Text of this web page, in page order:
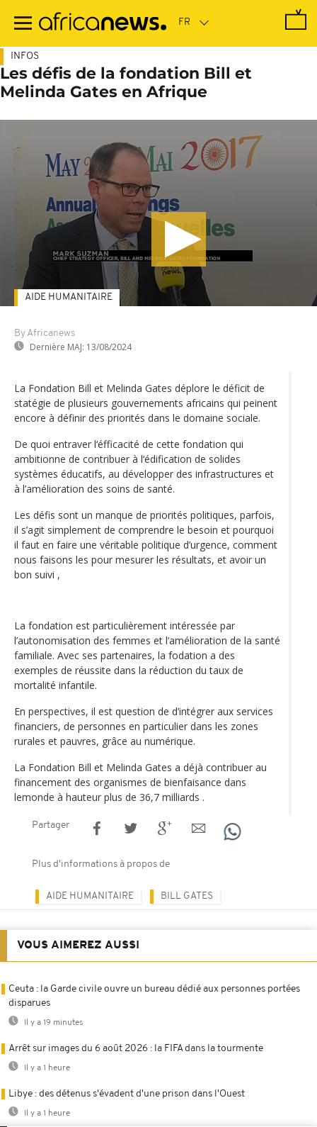
contenu
INFOS
Les défis de la fondation Bill et
Melinda Gates en Afrique
By Africanews
Dernière MAJ: 13/08/2024
AIDE HUMANITAIRE
La Fondation Bill et Melinda Gates déplore le déficit de
statégie de plusieurs gouvernements africains qui peinent
encore à définir des priorités dans le domaine sociale.
De quoi entraver l‘éfficacité de cette fondation qui
ambitionne de contribuer à l‘édification de solides
systèmes éducatifs, au développer des infrastructures et
à l’amélioration des soins de santé.
Les défis sont un manque de priorités politiques, parfois,
il s’agit simplement de comprendre le besoin et pourquoi
il faut en faire une véritable politique d’urgence, comment
nous faisons les pour mesurer les résultats, et avoir un
bon suivi ,
La fondation est particulièrement intéressée par
l’autonomisation des femmes et l’amélioration de la santé
familiale. Avec ses partenaires, la fodation a des
exemples de réussite dans la réduction du taux de
mortalité infantile.
En perspectives, il est question de d’intégrer aux services
financiers, de personnes en particulier dans les zones
rurales et pauvres, grâce au numérique.
La Fondation Bill et Melinda Gates a déjà contribuer au
financement des organismes de bienfaisance dans
lemonde à hauteur plus de 36,7 milliards .
Partager
Plus d'informations à propos de
AIDE HUMANITAIRE BILL GATES
VOUS AIMEREZ AUSSI
Ceuta : la Garde civile ouvre un bureau dédié aux personnes portées
disparues
Il y a 19 minutes
Arrêt sur images du 6 août 2026 : la FIFA dans la tourmente
Il y a 1 heure
Libye : des détenus s'évadent d'une prison dans l'Ouest
Il y a 1 heure